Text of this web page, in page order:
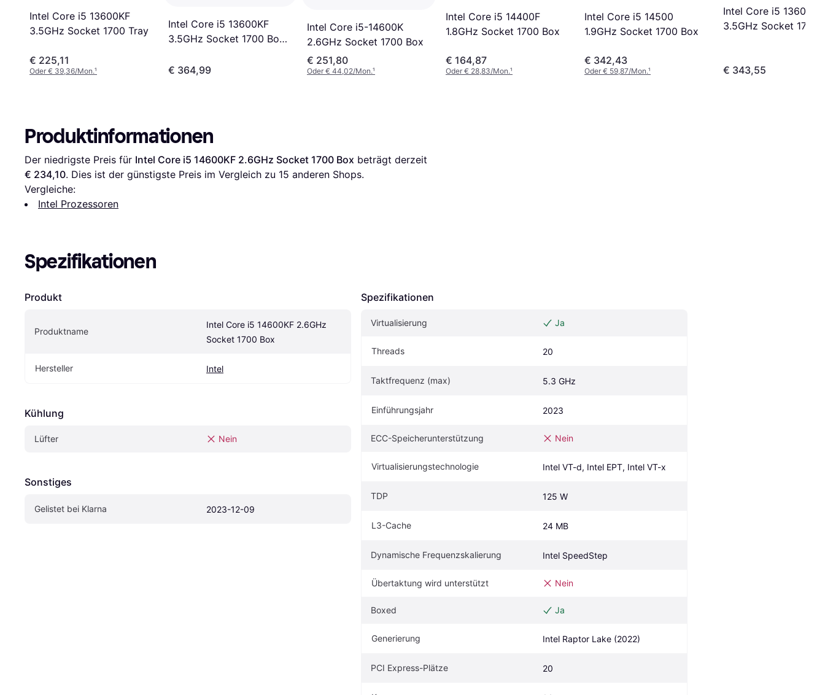
Intel Core i5 13600KF
3.5GHz Socket 1700 Tray
€ 225,11
Oder € 39,36/Mon.¹
Intel Core i5 13600KF
3.5GHz Socket 1700 Box
€ 364,99
Intel Core i5-14600K
2.6GHz Socket 1700 Box
€ 251,80
Oder € 44,02/Mon.¹
Intel Core i5 14400F
1.8GHz Socket 1700 Box
€ 164,87
Oder € 28,83/Mon.¹
Intel Core i5 14500
1.9GHz Socket 1700 Box
€ 342,43
Oder € 59,87/Mon.¹
Intel Core i5 13600K
3.5GHz Socket 1700
€ 343,55
Produktinformationen
Der niedrigste Preis für Intel Core i5 14600KF 2.6GHz Socket 1700 Box
€ 234,10. Dies ist der günstigste Preis im Vergleich zu 15 anderen Shops.
Vergleiche:
Intel Prozessoren
Spezifikationen
Produkt
Produktname
Intel Core i5 14600KF 2.6GHz
Socket 1700 Box
Hersteller Intel
Kühlung
Lüfter Nein
Sonstiges
Gelistet bei Klarna 2023-12-09
Spezifikationen
Virtualisierung Ja
Threads 20
Taktfrequenz (max) 5.3 GHz
Einführungsjahr 2023
ECC-Speicherunterstützung Nein
Virtualisierungstechnologie Intel VT-d, Intel EPT, Intel VT-x
TDP 125 W
L3-Cache 24 MB
Dynamische Frequenzskalierung Intel SpeedStep
Übertaktung wird unterstützt Nein
Boxed Ja
Generierung Intel Raptor Lake (2022)
PCI Express-Plätze 20